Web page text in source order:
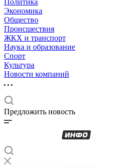
Политика
Экономика
Общество
Происшествия
ЖКХ и транспорт
Наука и образование
Спорт
Культура
Новости компаний
Предложить новость